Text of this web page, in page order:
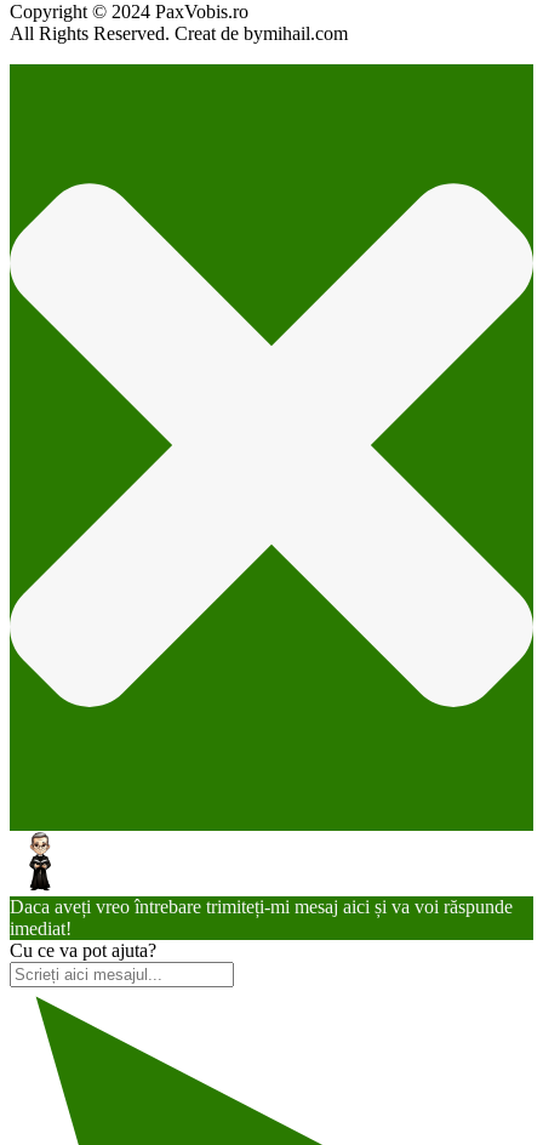
Copyright © 2024 PaxVobis.ro
All Rights Reserved. Creat de bymihail.com
Daca aveți vreo întrebare trimiteți-mi mesaj aici și va voi răspunde
imediat!
Cu ce va pot ajuta?